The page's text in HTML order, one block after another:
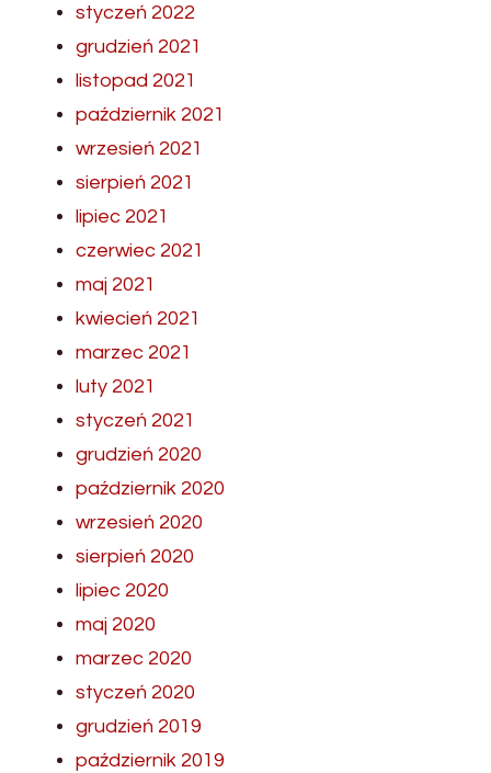
styczeń 2022
grudzień 2021
listopad 2021
październik 2021
wrzesień 2021
sierpień 2021
lipiec 2021
czerwiec 2021
maj 2021
kwiecień 2021
marzec 2021
luty 2021
styczeń 2021
grudzień 2020
październik 2020
wrzesień 2020
sierpień 2020
lipiec 2020
maj 2020
marzec 2020
styczeń 2020
grudzień 2019
październik 2019